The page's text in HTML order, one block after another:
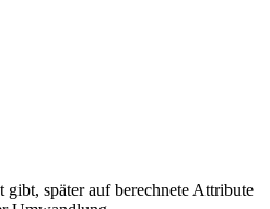
später auf berechnete Attribute